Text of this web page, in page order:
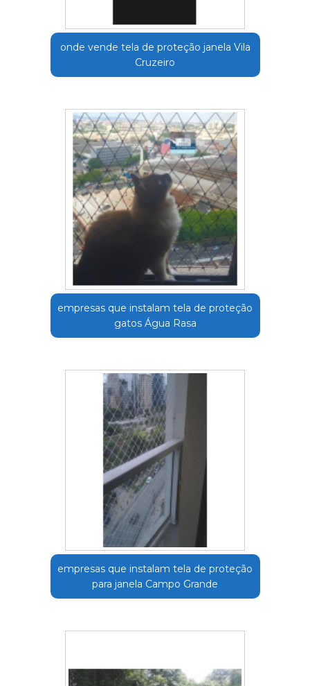
onde vende tela de proteção janela Vila
Cruzeiro
empresas que instalam tela de proteção
gatos Água Rasa
empresas que instalam tela de proteção
para janela Campo Grande